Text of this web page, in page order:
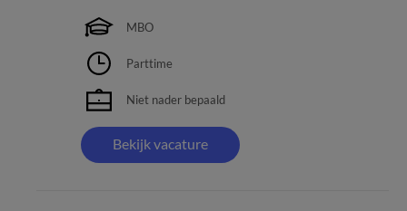
MBO
Parttime
Niet nader bepaald
Bekijk vacature